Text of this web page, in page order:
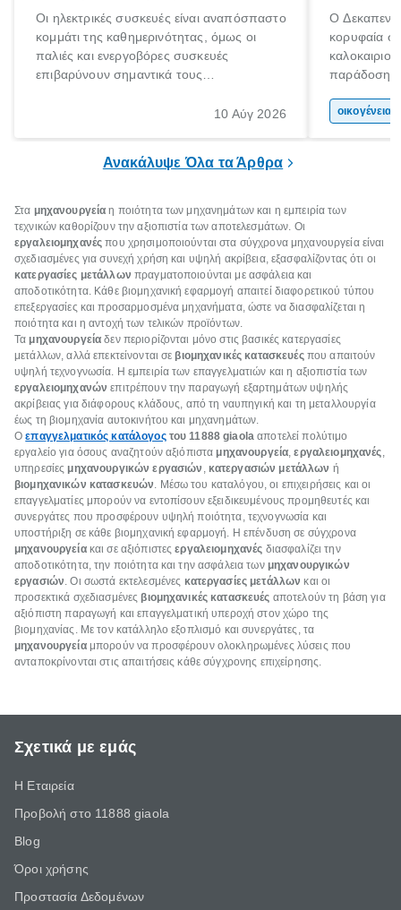
Οι ηλεκτρικές συσκευές είναι αναπόσπαστο
κομμάτι της καθημερινότητας, όμως οι
παλιές και ενεργοβόρες συσκευές
επιβαρύνουν σημαντικά τους
Εδώ ακριβώς έρχεται να βοηθήσει η
καλύπτουν μέρος του κόστους
10 Αύγ 2026
Ο
κορυφαία
παράδοση με
χώρας. Είτε
Ανακάλυψε Όλα τα Άρθρα
Στα μηχανουργεία η ποιότητα των μηχανημάτων και η εμπειρία των
τεχνικών καθορίζουν την αξιοπιστία των αποτελεσμάτων. Οι
εργαλειομηχανές που χρησιμοποιούνται στα σύγχρονα μηχανουργεία είναι
σχεδιασμένες για συνεχή χρήση και υψηλή ακρίβεια, εξασφαλίζοντας ότι οι
κατεργασίες μετάλλων πραγματοποιούνται με ασφάλεια και
αποδοτικότητα. Κάθε βιομηχανική εφαρμογή απαιτεί διαφορετικού τύπου
επεξεργασίες και προσαρμοσμένα μηχανήματα, ώστε να διασφαλίζεται η
ποιότητα και η αντοχή των τελικών προϊόντων.
Τα μηχανουργεία δεν περιορίζονται μόνο στις βασικές κατεργασίες
μετάλλων, αλλά επεκτείνονται σεβιομηχανικές κατασκευέςπου απαιτούν
υψηλή τεχνογνωσία. Η εμπειρία των επαγγελματιών και η αξιοπιστία των
εργαλειομηχανών επιτρέπουν την παραγωγή εξαρτημάτων υψηλής
ακρίβειας για διάφορους κλάδους, από τη ναυπηγική και τη μεταλλουργία
έως τη βιομηχανία αυτοκινήτου και μηχανημάτων.
Οεπαγγελματικός κατάλογοςτου 11888 giaola αποτελεί πολύτιμο
εργαλείο για όσους αναζητούν αξιόπιστα μηχανουργεία,εργαλειομηχανές,
υπηρεσίες μηχανουργικών εργασιών , κατεργασιών μετάλλων ή
βιομηχανικών κατασκευών. Μέσω του καταλόγου, οι επιχειρήσεις και οι
επαγγελματίες μπορούν να εντοπίσουν εξειδικευμένους προμηθευτές και
συνεργάτες που προσφέρουν υψηλή ποιότητα, τεχνογνωσία και
υποστήριξη σε κάθε βιομηχανική εφαρμογή. Η επένδυση σε σύγχρονα
μηχανουργείακαι σε αξιόπιστεςεργαλειομηχανές διασφαλίζει την
αποδοτικότητα, την ποιότητα και την ασφάλεια των μηχανουργικών
εργασιών. Οι σωστά εκτελεσμένες κατεργασίες μετάλλων και οι
προσεκτικά σχεδιασμένεςβιομηχανικές κατασκευές αποτελούν τη βάση για
αξιόπιστη παραγωγή και επαγγελματική υπεροχή στον χώρο της
βιομηχανίας. Με τον κατάλληλο εξοπλισμό και συνεργάτες, τα
μηχανουργείαμπορούν να προσφέρουν ολοκληρωμένες λύσεις που
ανταποκρίνονται στις απαιτήσεις κάθε σύγχρονης επιχείρησης.
Σχετικά με εμάς
Η Εταιρεία
Προβολή στο 11888 giaola
Blog
Όροι χρήσης
Προστασία Δεδομένων